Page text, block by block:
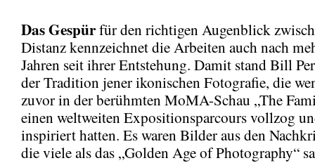
Das Gespürfür den richtigen Augenblick
Distanz kennzeichnet die Arbeiten auch nach
Jahren seit ihrer Entstehung. Damit stand Bill
der Tradition jener ikonischen Fotografie, die
zuvor in der berühmten MoMA-Schau „The
einen weltweiten Expositionsparcours vollzog
inspiriert hatten. Es waren Bilder aus den
die viele als das „Golden Age of Photography“